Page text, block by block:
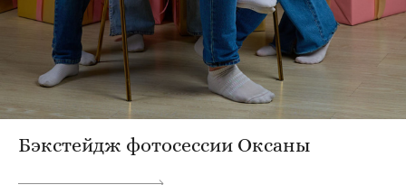
Бэкстейдж фотосессии Оксаны